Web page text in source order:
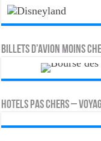
Billets d’avion moins
HOTELS PAS CHERS –